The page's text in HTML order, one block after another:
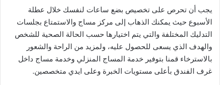
يجب أن تحرص على تخصيص بضع ساعات لنفسك خلال عطلة
الأسبوع حيث يمكنك الذهاب إلى مركز مساج والاستمتاع بجلسات
التدليك المختلفة والتي يتم اختيارها حسب الحالة الصحية للشخص
والهدف الذي يسعى للحصول عليه، ولمزيد من الراحة والشعور
بالاسترخاء قمنا بتوفير خدمة المساج المنزلي وخدمة مساج داخل
غرف الفندق بأعلى مستويات الخبرة وعلى ايدي متخصصين.